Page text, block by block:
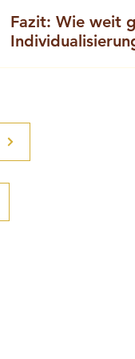
Servietten und
Gestaltung der
und
vollständig
Fazit: Wie weit
(wie Cambiocaffè)